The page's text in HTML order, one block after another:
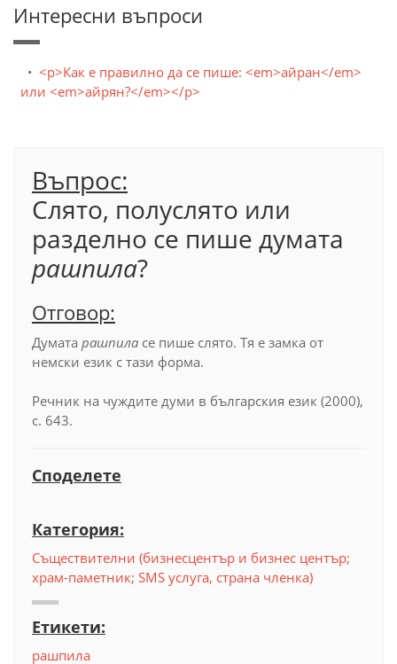
Интересни въпроси
<p>Как е правилно да се пише: <em>айран</em>
или <em>айрян?</em></p>
Въпрос:
Слято, полуслято или
разделно се пише думата
рашпила?
Отговор:
Думата рашпила се пише слято. Тя е замка от
немски език с тази форма.
Речник на чуждите думи в българския език (2000),
с. 643.
Споделете
Категория:
Съществителни (бизнесцентър и бизнес център;
храм-паметник; SMS услуга, страна членка)
Етикети:
рашпила